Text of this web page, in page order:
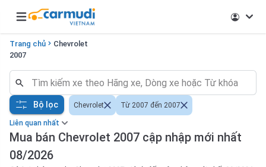
Open main menu
Trang chủ
Chevrolet
2007
Liên quan nhất
Mua bán Chevrolet 2007 cập nhập mới nhất
08/2026
Bộ lọc Chevrolet Từ 2007 đến 2007